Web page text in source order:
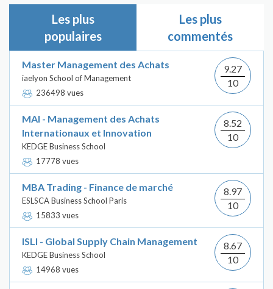
Les plus
populaires
Les plus
commentés
Master Management des Achats
iaelyon School of Management
236498 vues
9.27
10
MAI - Management des Achats
Internationaux et Innovation
KEDGE Business School
17778 vues
8.52
10
MBA Trading - Finance de marché
ESLSCA Business School Paris
15833 vues
8.97
10
ISLI - Global Supply Chain Management
KEDGE Business School
14968 vues
8.67
10